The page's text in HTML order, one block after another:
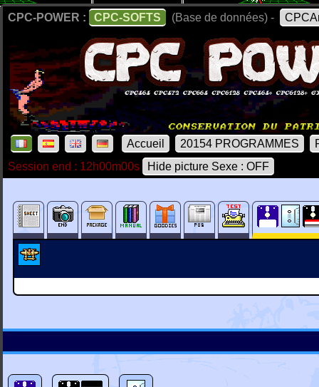
CPC-POWER : CPC-SOFTS (Base de données) -
Accueil 20154 PROGRAMMES
Session end : 12h00m00s
Hide picture Sexe : OFF